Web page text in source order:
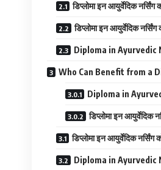
डिप्लोमा इन आयुर्वेदिक
डिप्लोमा इन आयुर्वेदिक नर्सिंग
Diploma in Ayurvedic
Who Can Benefit from a
Diploma in
डिप्लोमा इन आयुर्वेदिक
डिप्लोमा इन आयुर्वेदिक नर्सिंग
Diploma in Ayurvedic